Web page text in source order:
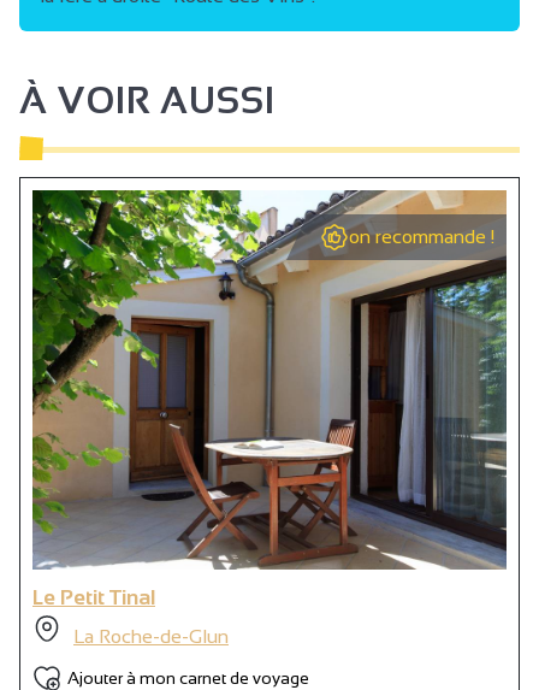
À VOIR AUSSI
on recommande !
Le Petit Tinal
La Roche-de-Glun
Ajouter à mon carnet de voyage